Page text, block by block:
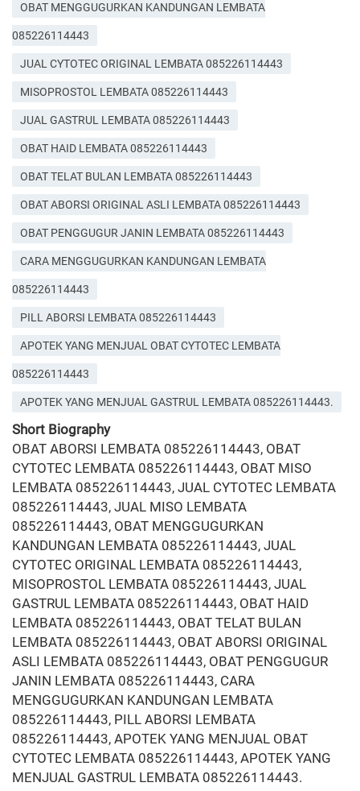
OBAT MENGGUGURKAN KANDUNGAN LEMBATA
085226114443
JUAL CYTOTEC ORIGINAL LEMBATA 085226114443
MISOPROSTOL LEMBATA 085226114443
JUAL GASTRUL LEMBATA 085226114443
OBAT HAID LEMBATA 085226114443
OBAT TELAT BULAN LEMBATA 085226114443
OBAT ABORSI ORIGINAL ASLI LEMBATA 085226114443
OBAT PENGGUGUR JANIN LEMBATA 085226114443
CARA MENGGUGURKAN KANDUNGAN LEMBATA
085226114443
PILL ABORSI LEMBATA 085226114443
APOTEK YANG MENJUAL OBAT CYTOTEC LEMBATA
085226114443
APOTEK YANG MENJUAL GASTRUL LEMBATA 085226114443.
Short Biography
OBAT ABORSI LEMBATA 085226114443, OBAT
CYTOTEC LEMBATA 085226114443, OBAT MISO
LEMBATA 085226114443, JUAL CYTOTEC LEMBATA
085226114443, JUAL MISO LEMBATA
085226114443, OBAT MENGGUGURKAN
KANDUNGAN LEMBATA 085226114443, JUAL
CYTOTEC ORIGINAL LEMBATA 085226114443,
MISOPROSTOL LEMBATA 085226114443, JUAL
GASTRUL LEMBATA 085226114443, OBAT HAID
LEMBATA 085226114443, OBAT TELAT BULAN
LEMBATA 085226114443, OBAT ABORSI ORIGINAL
ASLI LEMBATA 085226114443, OBAT PENGGUGUR
JANIN LEMBATA 085226114443, CARA
MENGGUGURKAN KANDUNGAN LEMBATA
085226114443, PILL ABORSI LEMBATA
085226114443, APOTEK YANG MENJUAL OBAT
CYTOTEC LEMBATA 085226114443, APOTEK YANG
MENJUAL GASTRUL LEMBATA 085226114443.